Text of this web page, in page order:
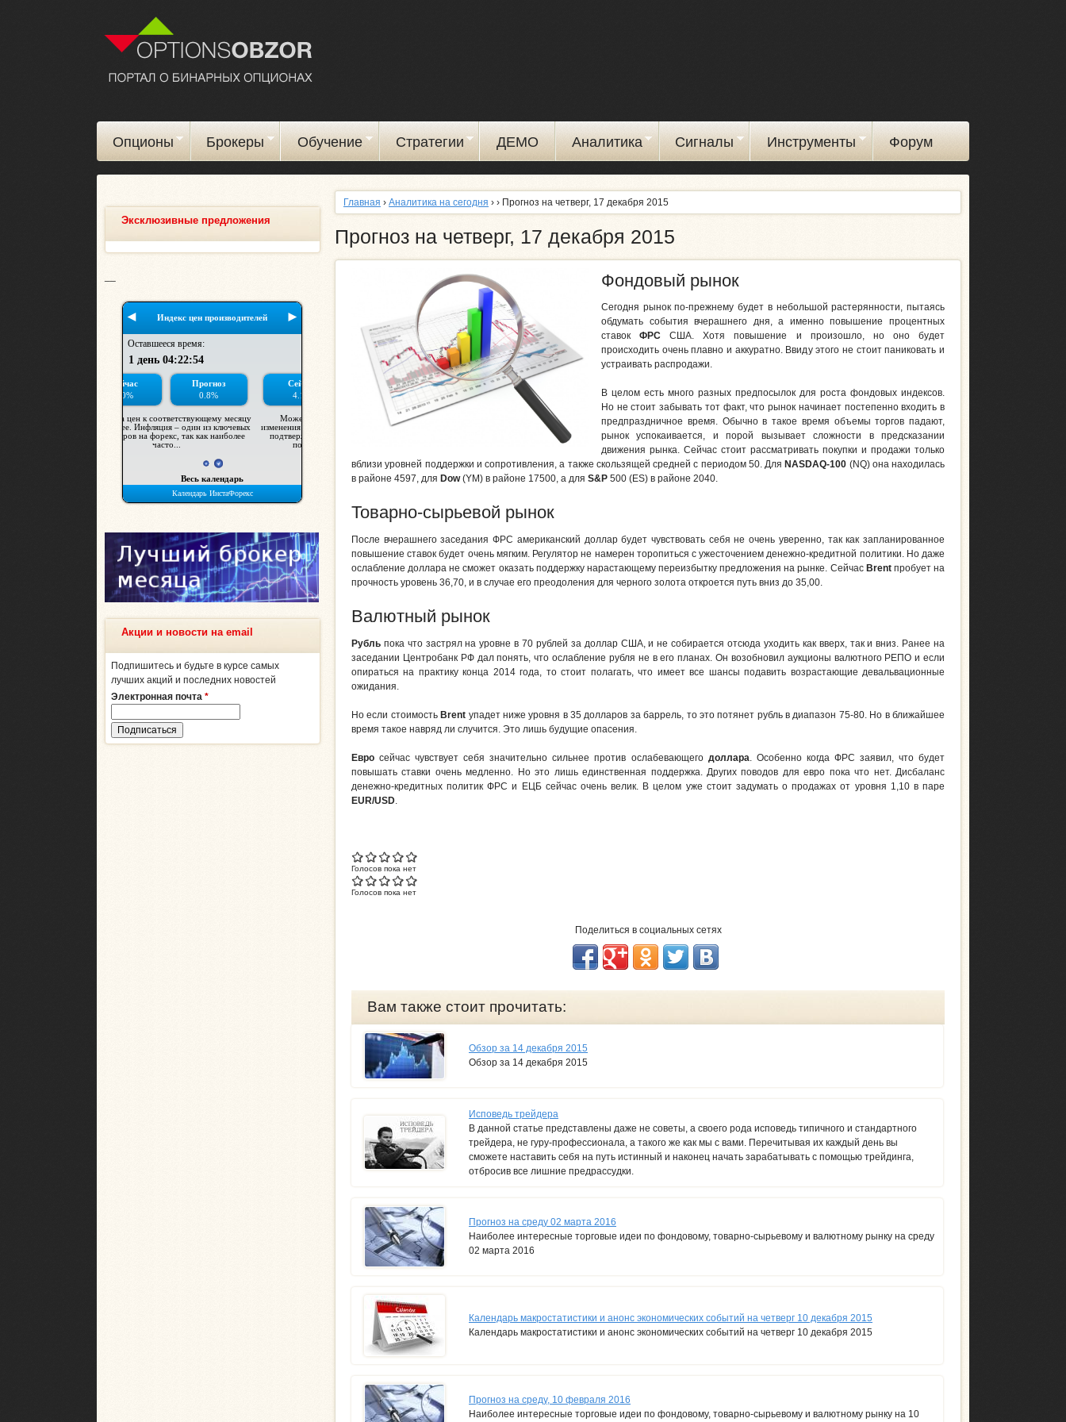
Опционы Брокеры Обучение Стратегии ДЕМО Аналитика Сигналы Инструменты Форум
Главная › Аналитика на сегодня › › Прогноз на четверг, 17 декабря 2015
Прогноз на четверг, 17 декабря 2015
Фондовый рынок
Сегодня рынок по-прежнему будет в небольшой растерянности, пытаясь
обдумать события вчерашнего дня, а именно повышение процентных
ставокФРССША. Хотя повышение и произошло, но оно будет
происходить очень плавно и аккуратно. Ввиду этого не стоит паниковать и
устраивать распродажи.
В целом есть много разных предпосылок для роста фондовых индексов.
Но не стоит забывать тот факт, что рынок начинает постепенно входить в
предпраздничное время. Обычно в такое время объемы торгов падают,
рынок успокаивается, и порой вызывает сложности в предсказании
движения рынка. Сейчас стоит рассматривать покупки и продажи только
вблизи уровней поддержки и сопротивления, а также скользящей средней с периодом 50. Для NASDAQ-100 (NQ) она находилась
в районе 4597, для Dow(YM) в районе 17500, а для S&P 500 (ES) в районе 2040.
Товарно-сырьевой рынок
После вчерашнего заседания ФРС американский доллар будет чувствовать себя не очень уверенно, так как запланированное
повышение ставок будет очень мягким. Регулятор не намерен торопиться с ужесточением денежно-кредитной политики. Но даже
ослабление доллара не сможет оказать поддержку нарастающему переизбытку предложения на рынке. СейчасBrentпробует на
прочность уровень 36,70, и в случае его преодоления для черного золота откроется путь вниз до 35,00.
Валютный рынок
Рубль пока что застрял на уровне в 70 рублей за доллар США, и не собирается отсюда уходить как вверх, так и вниз. Ранее на
заседании Центробанк РФ дал понять, что ослабление рубля не в его планах. Он возобновил аукционы валютного РЕПО и если
опираться на практику конца 2014 года, то стоит полагать, что имеет все шансы подавить возрастающие девальвационные
ожидания.
Но если стоимостьBrent упадет ниже уровня в 35 долларов за баррель, то это потянет рубль в диапазон 75-80. Но в ближайшее
время такое навряд ли случится. Это лишь будущие опасения.
Евро сейчас чувствует себя значительно сильнее против ослабевающего доллара . Особенно когда ФРС заявил, что будет
повышать ставки очень медленно. Но это лишь единственная поддержка. Других поводов для евро пока что нет. Дисбаланс
денежно-кредитных политик ФРС и ЕЦБ сейчас очень велик. В целом уже стоит задумать о продажах от уровня 1,10 в паре
EUR/USD
Голосов пока нет
Голосов пока нет
Поделиться в социальных сетях
Вам также стоит прочитать:
Обзор за 14 декабря 2015
Обзор за 14 декабря 2015
Исповедь трейдера
В данной статье представлены даже не советы, а своего рода исповедь типичного и стандартного
трейдера, не гуру-профессионала, а такого же как мы с вами. Перечитывая их каждый день вы
сможете наставить себя на путь истинный и наконец начать зарабатывать с помощью трейдинга,
отбросив все лишние предрассудки.
Прогноз на среду 02 марта 2016
Наиболее интересные торговые идеи по фондовому, товарно-сырьевому и валютному рынку на среду
02 марта 2016
Календарь макростатистики и анонс экономических событий на четверг 10 декабря 2015
Календарь макростатистики и анонс экономических событий на четверг 10 декабря 2015
Прогноз на среду, 10 февраля 2016
Наиболее интересные торговые идеи по фондовому, товарно-сырьевому и валютному рынку на 10
Эксклюзивные предложения
Акции и новости на email
Подпишитесь и будьте в курсе самых
лучших акций и последних новостей
Электронная почта *